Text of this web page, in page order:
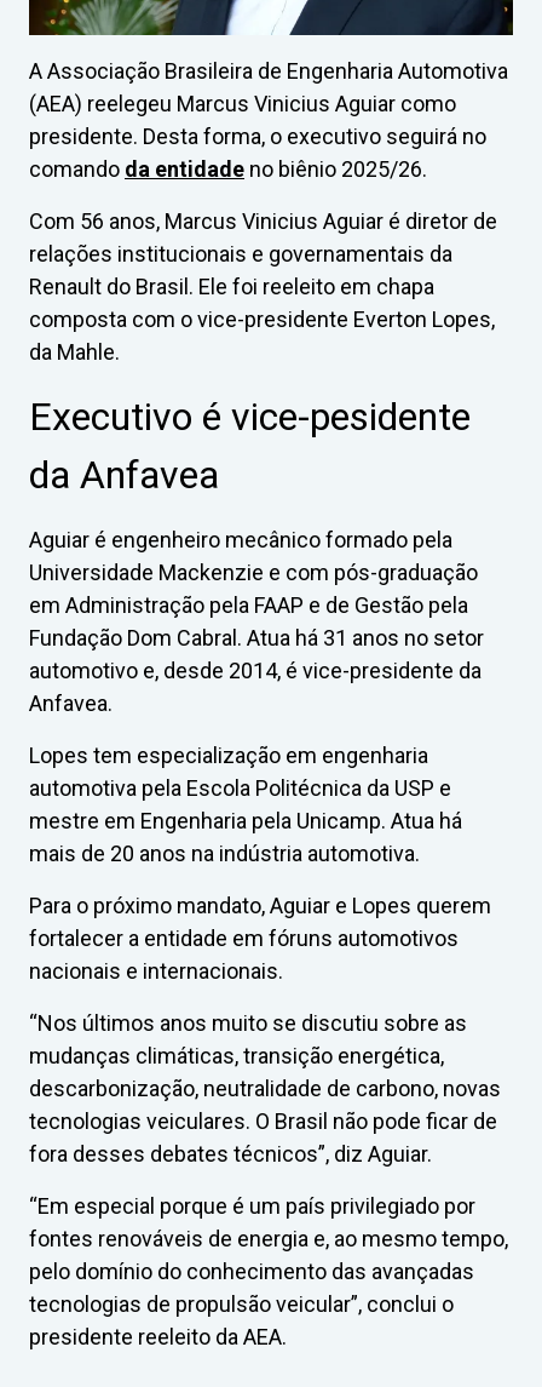
A Associação Brasileira de Engenharia Automotiva
(AEA) reelegeu Marcus Vinicius Aguiar como
presidente. Desta forma, o executivo seguirá no
comando da entidade no biênio 2025/26.
Com 56 anos, Marcus Vinicius Aguiar é diretor de
relações institucionais e governamentais da
Renault do Brasil. Ele foi reeleito em chapa
composta com o vice-presidente Everton Lopes,
da Mahle.
Executivo é vice-pesidente
da Anfavea
Aguiar é engenheiro mecânico formado pela
Universidade Mackenzie e com pós-graduação
em Administração pela FAAP e de Gestão pela
Fundação Dom Cabral. Atua há 31 anos no setor
automotivo e, desde 2014, é vice-presidente da
Anfavea.
Lopes tem especialização em engenharia
automotiva pela Escola Politécnica da USP e
mestre em Engenharia pela Unicamp. Atua há
mais de 20 anos na indústria automotiva.
Para o próximo mandato, Aguiar e Lopes querem
fortalecer a entidade em fóruns automotivos
nacionais e internacionais.
“Nos últimos anos muito se discutiu sobre as
mudanças climáticas, transição energética,
descarbonização, neutralidade de carbono, novas
tecnologias veiculares. O Brasil não pode ficar de
fora desses debates técnicos”, diz Aguiar.
“Em especial porque é um país privilegiado por
fontes renováveis de energia e, ao mesmo tempo,
pelo domínio do conhecimento das avançadas
tecnologias de propulsão veicular”, conclui o
presidente reeleito da AEA.